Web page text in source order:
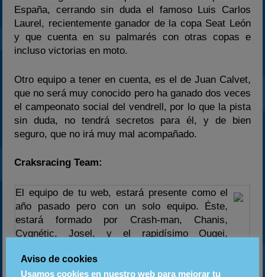
España, cerrando sin duda el famoso Luis Carlos
Laurel, recientemente ganador de la copa Seat León
y que cuenta en su palmarés con otras copas e
incluso victorias en moto.
Otro equipo a tener en cuenta, es el de Juan Calvet,
que no será muy conocido pero ha ganado dos veces
el campeonato social del vendrell, por lo que la pista
sin duda, no tendrá secretos para él, y de bien
seguro, que no irá muy mal acompañado.
Craksracing Team:
El equipo de tu web, estará presente como el
año pasado pero con un solo equipo. Éste,
estará formado por Crash-man, Chanis,
Cygnétic, Josel, y el rapidísimo Ougei,
ultimísima hora de Lligadas, que tapará la
ausencia de Javi_F1. Sin duda, un equipo
Aviso de cookies
Usamos cookies en nuestro web para mejorar tu